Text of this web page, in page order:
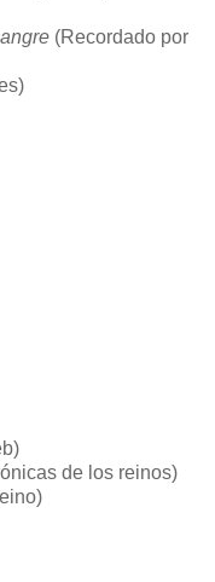
(Recordado por
de los reinos)